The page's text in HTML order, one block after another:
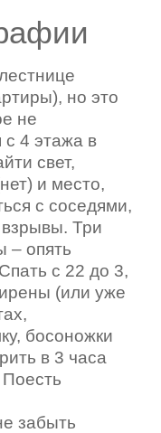
но это
не
с 4 этажа в
свет,
и место,
с соседями,
Три
– опять
с 22 до 3,
(или уже
босоножки
в 3 часа
забыть